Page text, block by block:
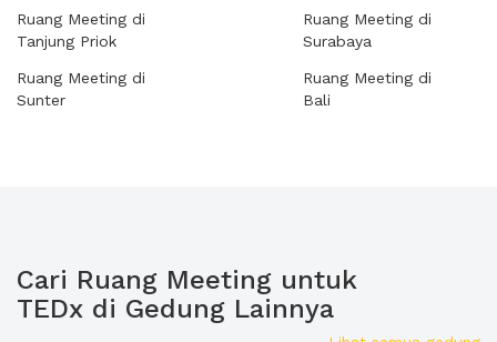
Ruang Meeting di
Tanjung Priok
Ruang Meeting di
Sunter
Ruang Meeting di
Surabaya
Ruang Meeting di
Bali
Cari Ruang Meeting untuk
TEDx di Gedung Lainnya